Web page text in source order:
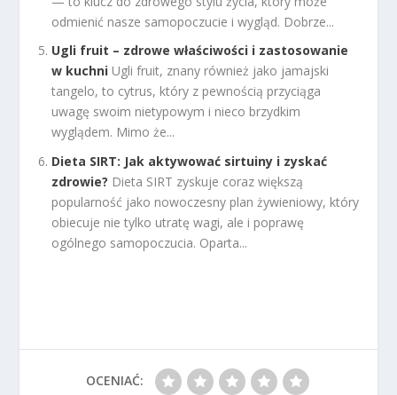
odmienić nasze samopoczucie i wygląd. Dobrze...
Ugli fruit – zdrowe właściwości i zastosowanie
w kuchni Ugli fruit, znany również jako jamajski
tangelo, to cytrus, który z pewnością przyciąga
uwagę swoim nietypowym i nieco brzydkim
wyglądem. Mimo że...
Dieta SIRT: Jak aktywować sirtuiny i zyskać
zdrowie? Dieta SIRT zyskuje coraz większą
popularność jako nowoczesny plan żywieniowy, który
obiecuje nie tylko utratę wagi, ale i poprawę
ogólnego samopoczucia. Oparta...
OCENIAĆ: